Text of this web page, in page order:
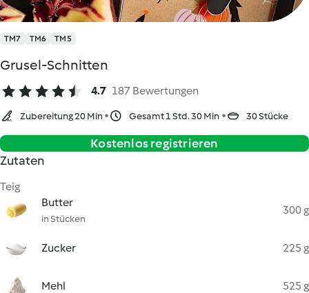
TM7 TM6 TM5
Grusel-Schnitten
4.7 187 Bewertungen
Zubereitung 20 Min Gesamt 1 Std. 30 Min 30 Stücke
Kostenlos registrieren
Zutaten
Teig
Butter
in Stücken
300 g
Zucker 225 g
Mehl 525 g